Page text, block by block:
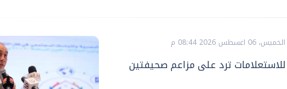
الخميس، 06 اغسطس 2026 08:44 م
للاستعلامات ترد على مزاعم صحيفتين